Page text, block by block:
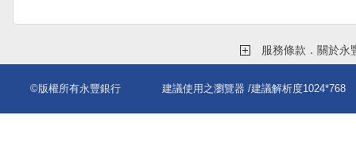
服務條款．關於永
©版權所有永豐銀行 建議使用之瀏覽器 /建議解析度1024*768